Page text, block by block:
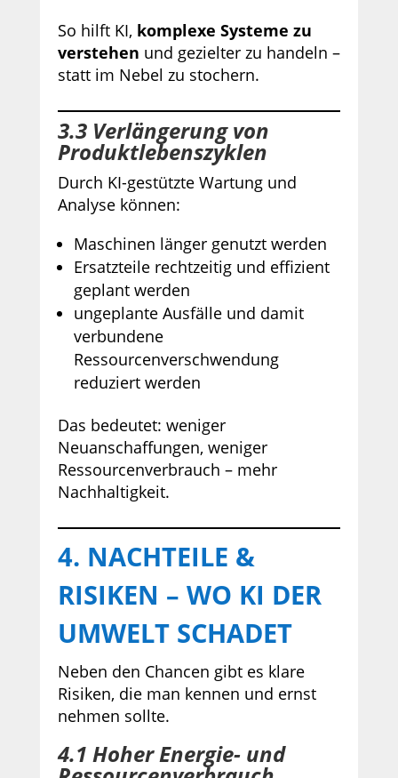
So hilft KI, komplexe Systeme zu
verstehen und gezielter zu handeln –
statt im Nebel zu stochern.
3.3 Verlängerung von
Produktlebenszyklen
Durch KI-gestützte Wartung und
Analyse können:
Maschinen länger genutzt werden
Ersatzteile rechtzeitig und effizient
geplant werden
ungeplante Ausfälle und damit
verbundene
Ressourcenverschwendung
reduziert werden
Das bedeutet: weniger
Neuanschaffungen, weniger
Ressourcenverbrauch – mehr
Nachhaltigkeit.
4. NACHTEILE &
RISIKEN – WO KI DER
UMWELT SCHADET
Neben den Chancen gibt es klare
Risiken, die man kennen und ernst
nehmen sollte.
4.1 Hoher Energie- und